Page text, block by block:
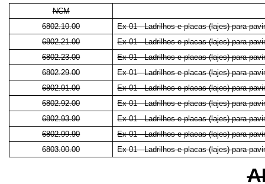
NCM
6802.10.00
Ex 01 - Ladrilhos e placas (lajes) para
6802.21.00
Ex 01 - Ladrilhos e placas (lajes) para
6802.23.00
Ex 01 - Ladrilhos e placas (lajes) para
6802.29.00
Ex 01 - Ladrilhos e placas (lajes) para
6802.91.00
Ex 01 - Ladrilhos e placas (lajes) para
6802.92.00
Ex 01 - Ladrilhos e placas (lajes) para
6802.93.90
Ex 01 - Ladrilhos e placas (lajes) para
6802.99.90
Ex 01 - Ladrilhos e placas (lajes) para
6803.00.00
Ex 01 - Ladrilhos e placas (lajes) para